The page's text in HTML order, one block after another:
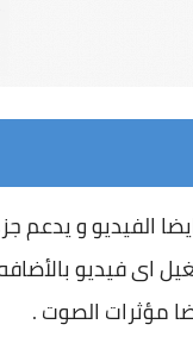
الفيديو و يدعم
اى فيديو
مؤثرات الصوت .